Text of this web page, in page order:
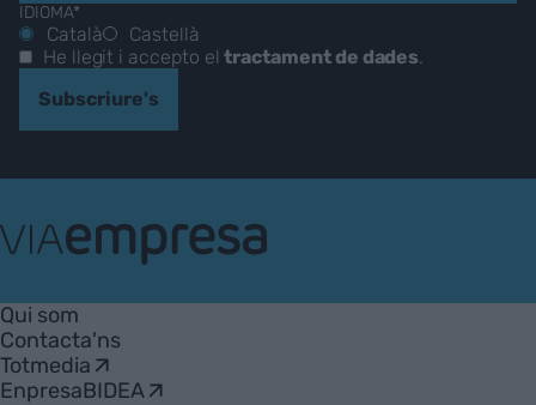
IDIOMA*
Català
Castellà
He llegit i accepto eltractament de dades
Subscriure's
Empresa
Qui som
Contacta'ns
Totmedia
EnpresaBIDEA